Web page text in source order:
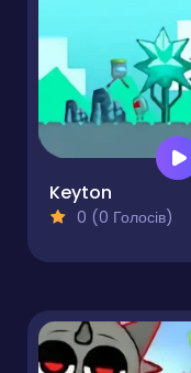
Keyton
0 (0 Голосів)